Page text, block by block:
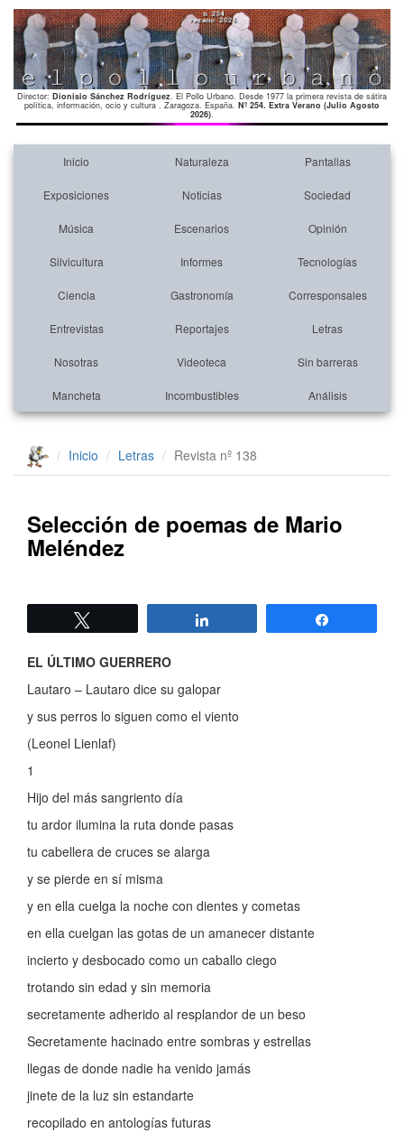
Director: Dionisio Sánchez Rodríguez. El Pollo Urbano. Desde 1977 la primera revista de sátira
política, información, ocio y cultura . Zaragoza. España. Nº 254. Extra Verano (Julio Agosto
2026).
Inicio Naturaleza Pantallas
Exposiciones Noticias Sociedad
Música Escenarios Opinión
Silvicultura Informes Tecnologías
Ciencia Gastronomía Corresponsales
Entrevistas Reportajes Letras
Nosotras Videoteca Sin barreras
Mancheta Incombustibles Análisis
Inicio Letras Revista nº 138
Selección de poemas de Mario
Meléndez
EL ÚLTIMO GUERRERO
Lautaro – Lautaro dice su galopar
y sus perros lo siguen como el viento
(Leonel Lienlaf)
1
Hijo del más sangriento día
tu ardor ilumina la ruta donde pasas
tu cabellera de cruces se alarga
y se pierde en sí misma
y en ella cuelga la noche con dientes y cometas
en ella cuelgan las gotas de un amanecer distante
incierto y desbocado como un caballo ciego
trotando sin edad y sin memoria
secretamente adherido al resplandor de un beso
Secretamente hacinado entre sombras y estrellas
llegas de donde nadie ha venido jamás
jinete de la luz sin estandarte
recopilado en antologías futuras